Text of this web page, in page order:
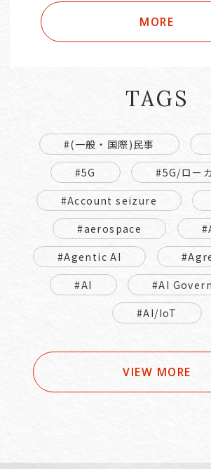
MORE
TAGS
#(一般・国際)民事
#5G
#5G/ロー
#Account seizure
#aerospace
#Agentic AI
#AI
#AI
#AI/IoT
VIEW MORE